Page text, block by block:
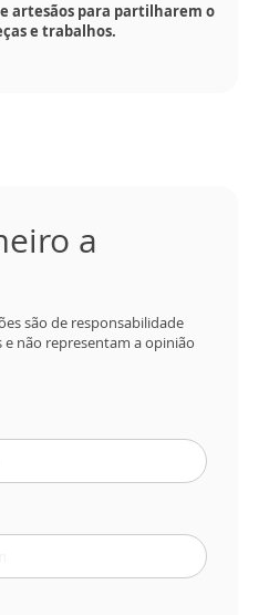
artesãos para partilharem o
e trabalhos.
a
são de responsabilidade
e não representam a opinião